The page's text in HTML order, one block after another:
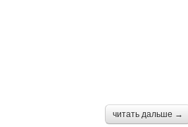
читать дальше →